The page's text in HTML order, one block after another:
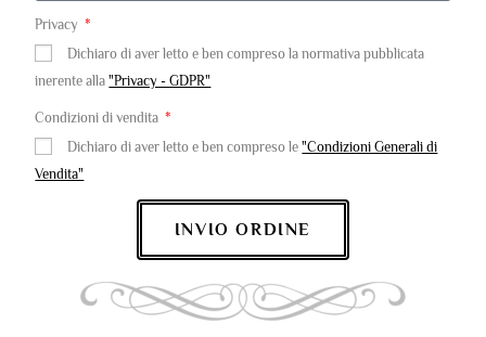
Privacy
Dichiaro di aver letto e ben compreso la normativa pubblicata
inerente alla"Privacy - GDPR"
Condizioni di vendita
Dichiaro di aver letto e ben compreso le"Condizioni Generali di
Vendita"
INVIO ORDINE